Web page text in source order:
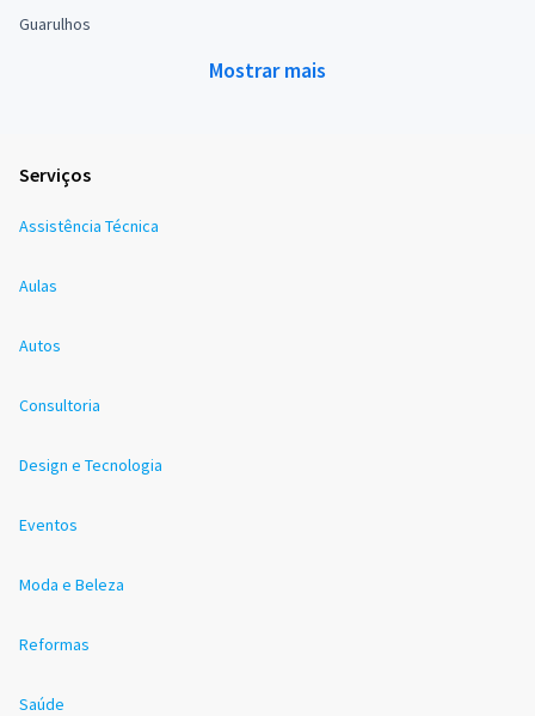
Guarulhos
Mostrar mais
Serviços
Assistência Técnica
Aulas
Autos
Consultoria
Design e Tecnologia
Eventos
Moda e Beleza
Reformas
Saúde